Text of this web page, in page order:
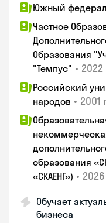
Южный
Частное
Образования
"Темпус" • 2022
Российский
народов • 2001
образования
«СКАЕНГ») • 2026
Обучает
бизнеса